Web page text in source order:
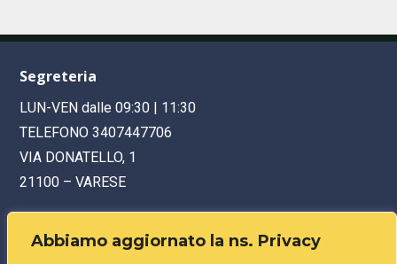
Abbiamo aggiornato la ns. Privacy
Segreteria
LUN-VEN dalle 09:30 | 11:30
TELEFONO 3407447706
VIA DONATELLO, 1
21100 – VARESE